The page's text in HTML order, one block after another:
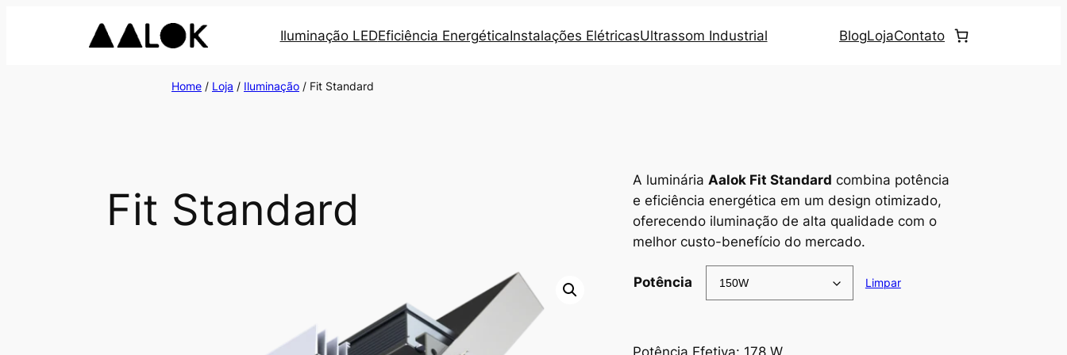
Iluminação LEDEficiência EnergéticaInstalações ElétricasUltrassom Industrial BlogLojaContato
Home / Loja / Iluminação / Fit Standard
Fit Standard
A luminária Aalok Fit Standard combina potência
e eficiência energética em um design otimizado,
oferecendo iluminação de alta qualidade com o
melhor custo-benefício do mercado.
Potência Limpar
Potência Efetiva: 178 W